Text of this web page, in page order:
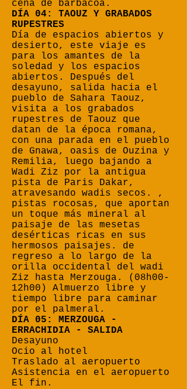
cena de barbacoa.
DÍA 04: TAOUZ Y GRABADOS
RUPESTRES
Día de espacios abiertos y
desierto, este viaje es
para los amantes de la
soledad y los espacios
abiertos. Después del
desayuno, salida hacia el
pueblo de Sahara Taouz,
visita a los grabados
rupestres de Taouz que
datan de la época romana,
con una parada en el pueblo
de Gnawa, oasis de Ouzina y
Remilia, luego bajando a
Wadi Ziz por la antigua
pista de Paris Dakar,
atravesando wadis secos. ,
pistas rocosas, que aportan
un toque más mineral al
paisaje de las mesetas
desérticas ricas en sus
hermosos paisajes. de
regreso a lo largo de la
orilla occidental del wadi
Ziz hasta Merzouga. (08h00-
12h00) Almuerzo libre y
tiempo libre para caminar
por el palmeral.
DÍA 05: MERZOUGA -
ERRACHIDIA - SALIDA
Desayuno
Ocio al hotel
Traslado al aeropuerto
Asistencia en el aeropuerto
El fin.